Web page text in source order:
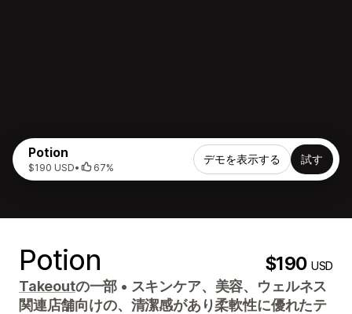
Potion
$190 USD• 67%
デモを表示する 試す
Potion $190USD
Takeoutの一部 • スキンケア、美容、ウェルネス
関連店舗向けの、清潔感があり柔軟性に優れたテ